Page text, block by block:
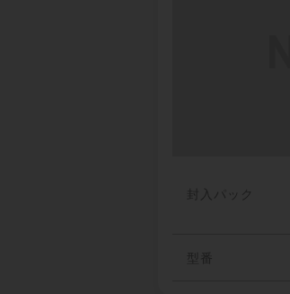
封入パック
型番